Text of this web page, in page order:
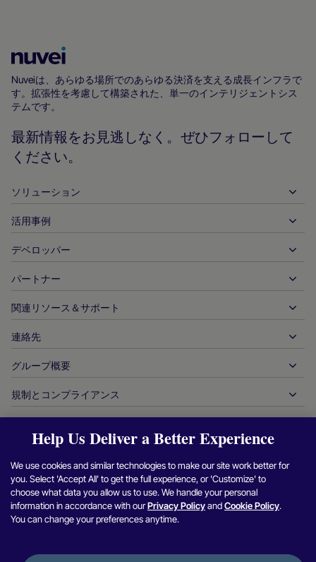
ホ
ー
ペ
ー
Nuveiは、あらゆる場所でのあらゆる決済を支える成長インフラで
す。拡張性を考慮して構築された、単一のインテリジェントシス
テムです。
最新情報をお見逃しなく。ぜひフォローして
ください。
ソリューション
入金
出金
リアルタイム決済
発行
決済方法
APM
オーソリ最適化
不正行為＆リスク管理
チャージバックの解決
通貨管理
照合管理
活用事例
ホスピタリティ
自動車
企業間（B2B）
金融サービス
政府からの支払い
旅行＆モビリティ
暗号通貨プラットフォーム＆両替
マーケットプレイス
中小企業
デジタルコンテンツ＆サブスクリプション
デベロッパー
デベロッパーツール
API 参照ドキュメント
ドキュメントセンター
パートナー
当社との提携
パートナー製品＆ソリューション
技術パートナー
パートナー DNA
パートナーの洞察
関連リソース＆サポート
お客様サポート
加盟店向けリソース
業界レポート
連絡先
販売に関するお問い合わせ
最高経営責任者室
カナダ行動規範
企業情報
加盟店紹介プログラム
セキュリティ脆弱性の報告
グループ概要
当社について
採用情報
ケーススタディ
ブログ
ニュースルーム
インタビュー＆ウェビナー
規制とコンプライアンス
現代奴隷制対策報告（英国）
現代奴隷制対策に関する報告（カナダ）
アルゼンチンの情報と方針
ブラジルの情報と方針
ログイン お問い合わせ
FacebookX（Twitter）Instagram Linkedin
Help Us Deliver a Better Experience
We use cookies and similar technologies to make our site work better for
you. Select 'Accept All' to get the full experience, or 'Customize' to
choose what data you allow us to use. We handle your personal
information in accordance with ourPrivacy PolicyandCookie Policy.
You can change your preferences anytime.